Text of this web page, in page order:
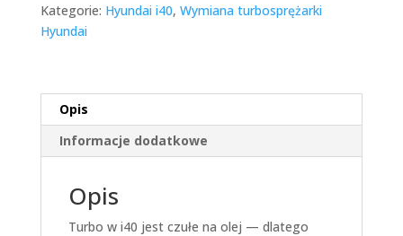
Kategorie: Hyundai i40, Wymiana turbosprężarki
Hyundai
Opis
Informacje dodatkowe
Opis
Turbo w i40 jest czułe na olej — dlatego